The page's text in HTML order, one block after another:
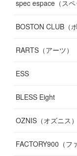
spec espace（スペ
BOSTON CLUB（
RARTS（アーツ）
ESS
BLESS Eight
OZNIS（オズニス）
FACTORY900（フ